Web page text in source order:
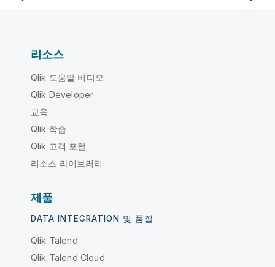
리소스
Qlik 도움말 비디오
Qlik Developer
교육
Qlik 학습
Qlik 고객 포털
리소스 라이브러리
제품
DATA INTEGRATION 및 품질
Qlik Talend
Qlik Talend Cloud